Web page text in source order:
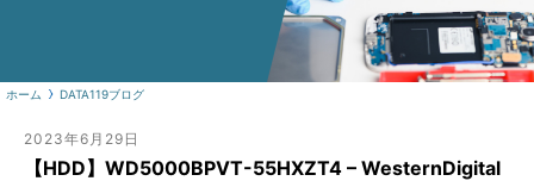
ホーム DATA119ブログ
2023年6月29日
【HDD】WD5000BPVT-55HXZT4 – WesternDigital